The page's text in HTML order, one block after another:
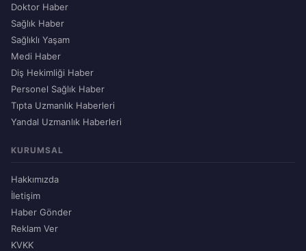
Doktor Haber
Sağlık Haber
Sağlıklı Yaşam
Medi Haber
Diş Hekimliği Haber
Personel Sağlık Haber
Tıpta Uzmanlık Haberleri
Yandal Uzmanlık Haberleri
KURUMSAL
Hakkımızda
İletişim
Haber Gönder
Reklam Ver
KVKK